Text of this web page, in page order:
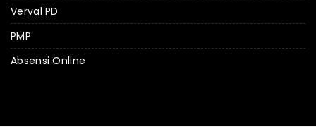
Verval PD
PMP
Absensi Online